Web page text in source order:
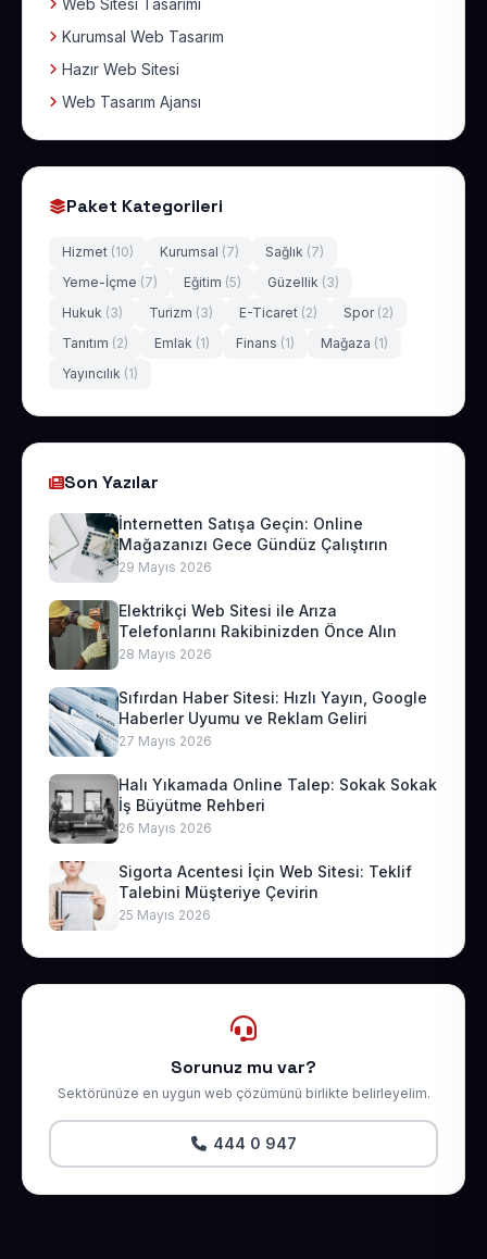
Web Sitesi Tasarımı
Kurumsal Web Tasarım
Hazır Web Sitesi
Web Tasarım Ajansı
Paket Kategorileri
Hizmet (10) Kurumsal (7) Sağlık (7)
Yeme-İçme (7) Eğitim (5) Güzellik (3)
Hukuk (3) Turizm (3) E-Ticaret (2) Spor (2)
Tanıtım (2) Emlak (1) Finans (1) Mağaza (1)
Yayıncılık (1)
Son Yazılar
İnternetten Satışa Geçin: Online
Mağazanızı Gece Gündüz Çalıştırın
29 Mayıs 2026
Elektrikçi Web Sitesi ile Arıza
Telefonlarını Rakibinizden Önce Alın
28 Mayıs 2026
Sıfırdan Haber Sitesi: Hızlı Yayın, Google
Haberler Uyumu ve Reklam Geliri
27 Mayıs 2026
Halı Yıkamada Online Talep: Sokak Sokak
İş Büyütme Rehberi
26 Mayıs 2026
Sigorta Acentesi İçin Web Sitesi: Teklif
Talebini Müşteriye Çevirin
25 Mayıs 2026
Sorunuz mu var?
Sektörünüze en uygun web çözümünü birlikte belirleyelim.
444 0 947